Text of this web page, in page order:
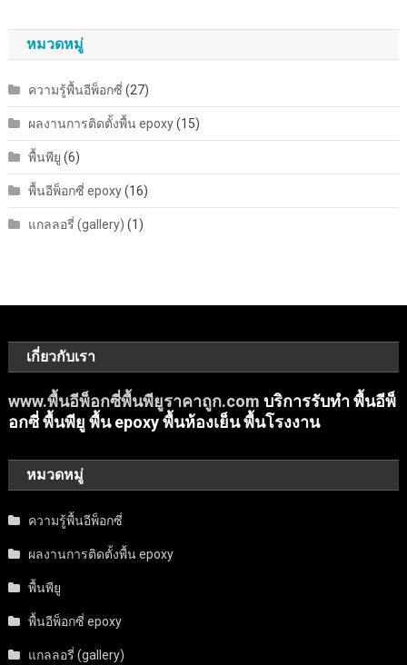
หมวดหมู่
ความรู้พื้นอีพ็อกซี่ (27)
ผลงานการติดตั้งพื้น epoxy(15)
พื้นพียู (6)
พื้นอีพ็อกซี่ epoxy(16)
แกลลอรี่ (gallery) (1)
เกี่ยวกับเรา
www.พื้นอีพ็อกซี่พื้นพียูราคาถูก.com บริการรับทำ พื้นอีพ็
อกซี่ พื้นพียู พื้น epoxy พื้นห้องเย็น พื้นโรงงาน
หมวดหมู่
ความรู้พื้นอีพ็อกซี่
ผลงานการติดตั้งพื้น epoxy
พื้นพียู
พื้นอีพ็อกซี่ epoxy
แกลลอรี่ (gallery)